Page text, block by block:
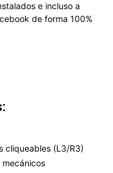
e incluso a
de forma 100%
cliqueables (L3/R3)